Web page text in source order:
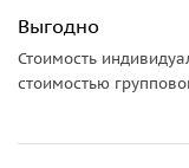
Выгодно
Стоимость
стоимостью